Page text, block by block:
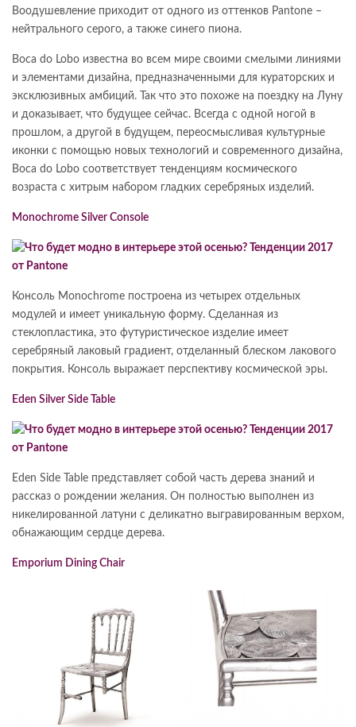
Воодушевление приходит от одного из оттенков Pantone –
нейтрального серого, а также синего пиона.
Boca do Lobo известна во всем мире своими смелыми линиями
и элементами дизайна, предназначенными для кураторских и
эксклюзивных амбиций. Так что это похоже на поездку на Луну
и доказывает, что будущее сейчас. Всегда с одной ногой в
прошлом, а другой в будущем, переосмысливая культурные
иконки с помощью новых технологий и современного дизайна,
Boca do Lobo соответствует тенденциям космического
возраста с хитрым набором гладких серебряных изделий.
Monochrome Silver Console
Консоль Monochrome построена из четырех отдельных
модулей и имеет уникальную форму. Сделанная из
стеклопластика, это футуристическое изделие имеет
серебряный лаковый градиент, отделанный блеском лакового
покрытия. Консоль выражает перспективу космической эры.
Eden Silver Side Table
Eden Side Table представляет собой часть дерева знаний и
рассказ о рождении желания. Он полностью выполнен из
никелированной латуни с деликатно выгравированным верхом,
обнажающим сердце дерева.
Emporium Dining Chair